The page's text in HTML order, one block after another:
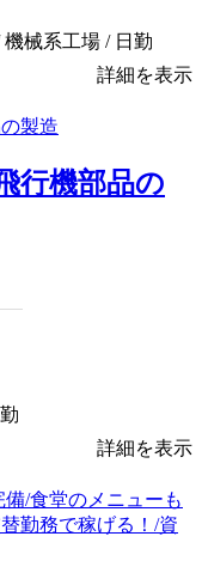
械系工場 / 日勤
詳細を表示
行機部品の
詳細を表示